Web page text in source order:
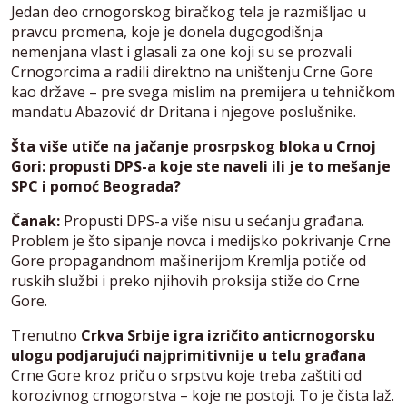
Jedan deo crnogorskog biračkog tela je razmišljao u
pravcu promena, koje je donela dugogodišnja
nemenjana vlast i glasali za one koji su se prozvali
Crnogorcima a radili direktno na uništenju Crne Gore
kao države – pre svega mislim na premijera u tehničkom
mandatu Abazović dr Dritana i njegove poslušnike.
Šta više utiče na jačanje prosrpskog bloka u Crnoj
Gori: propusti DPS-a koje ste naveli ili je to mešanje
SPC i pomoć Beograda?
Čanak: Propusti DPS-a više nisu u sećanju građana.
Problem je što sipanje novca i medijsko pokrivanje Crne
Gore propagandnom mašinerijom Kremlja potiče od
ruskih službi i preko njihovih proksija stiže do Crne
Gore.
Trenutno Crkva Srbije igra izričito anticrnogorsku
ulogu podjarujući najprimitivnije u telu građana
Crne Gore kroz priču o srpstvu koje treba zaštiti od
korozivnog crnogorstva – koje ne postoji. To je čista laž.